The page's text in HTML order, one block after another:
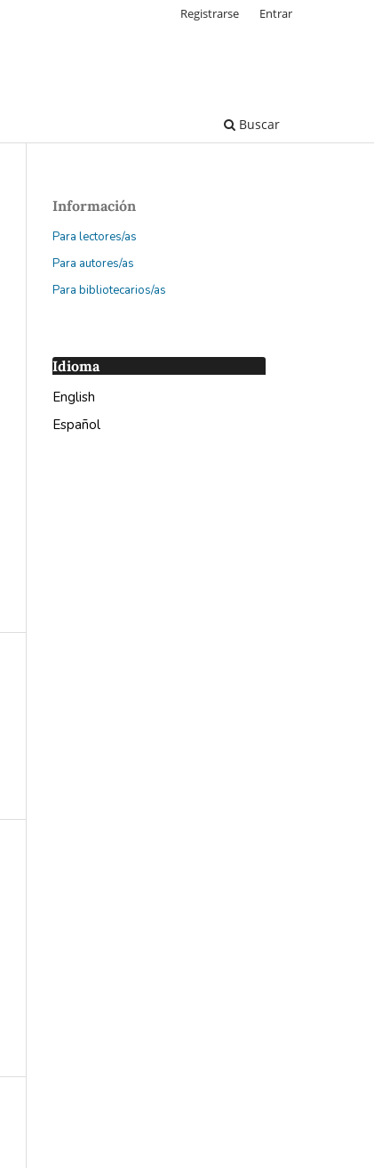
Buscar
Registrarse Entrar
Información
Para lectores/as
Para autores/as
Para bibliotecarios/as
Idioma
English
Español